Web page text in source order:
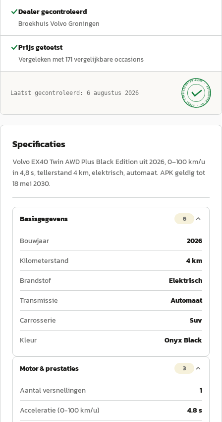
Dealer gecontroleerd
Broekhuis Volvo Groningen
Prijs getoetst
Vergeleken met171vergelijkbare occasions
Laatst gecontroleerd: 6 augustus 2026 GECONTROLEERD ·
AUTOKOPEN.NL
· SINDS 1999 ·
Specificaties
Volvo EX40 Twin AWD Plus Black Edition uit 2026, 0–100 km/u
in 4,8 s, tellerstand 4 km, elektrisch, automaat. APK geldig tot
18 mei 2030.
Basisgegevens 6
Bouwjaar
2026
Kilometerstand
4 km
Brandstof
Elektrisch
Transmissie
Automaat
Carrosserie
Suv
Kleur
Onyx Black
Motor & prestaties 3
Aantal versnellingen
1
Acceleratie (0-100 km/u)
4.8 s